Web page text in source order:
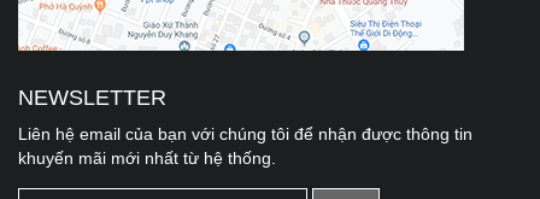
NEWSLETTER
Liên hệ email của bạn với chúng tôi để nhận được thông tin
khuyến mãi mới nhất từ hệ thống.